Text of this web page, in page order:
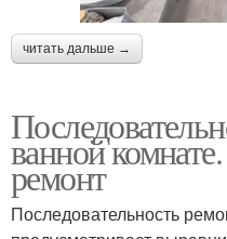
читать дальше →
ванной
ремонт
Последовательность